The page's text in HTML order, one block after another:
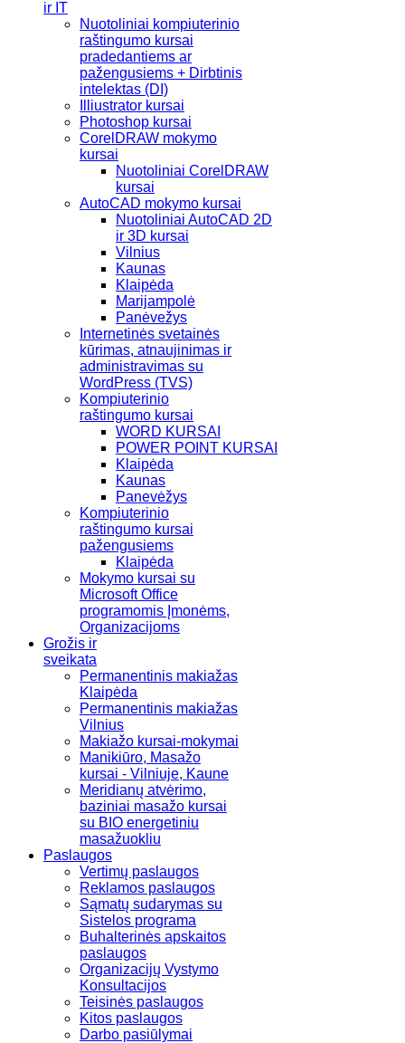
ir IT
Nuotoliniai kompiuterinio
raštingumo kursai
pradedantiems ar
pažengusiems + Dirbtinis
intelektas (DI)
Illiustrator kursai
Photoshop kursai
CorelDRAW mokymo
kursai
Nuotoliniai CorelDRAW
kursai
AutoCAD mokymo kursai
Nuotoliniai AutoCAD 2D
ir 3D kursai
Vilnius
Kaunas
Klaipėda
Marijampolė
Panėvežys
Internetinės svetainės
kūrimas, atnaujinimas ir
administravimas su
WordPress (TVS)
Kompiuterinio
raštingumo kursai
WORD KURSAI
POWER POINT KURSAI
Klaipėda
Kaunas
Panevėžys
Kompiuterinio
raštingumo kursai
pažengusiems
Klaipėda
Mokymo kursai su
Microsoft Office
programomis Įmonėms,
Organizacijoms
Grožis ir
sveikata
Permanentinis makiažas
Klaipėda
Permanentinis makiažas
Vilnius
Makiažo kursai-mokymai
Manikiūro, Masažo
kursai - Vilniuje, Kaune
Meridianų atvėrimo,
baziniai masažo kursai
su BIO energetiniu
masažuokliu
Paslaugos
Vertimų paslaugos
Reklamos paslaugos
Sąmatų sudarymas su
Sistelos programa
Buhalterinės apskaitos
paslaugos
Organizacijų Vystymo
Konsultacijos
Teisinės paslaugos
Kitos paslaugos
Darbo pasiūlymai